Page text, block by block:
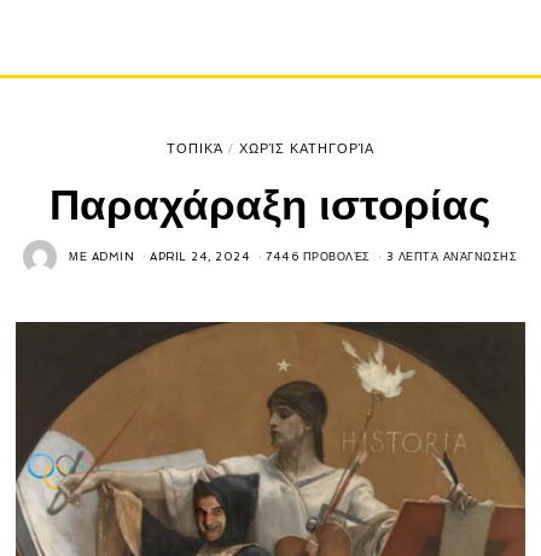
ΤΟΠΙΚΆ / ΧΩΡΊΣ ΚΑΤΗΓΟΡΊΑ
Παραχάραξη ιστορίας
ΜΕ ADMIN APRIL 24, 2024 7446 ΠΡΟΒΟΛΈΣ 3 ΛΕΠΤΆ ΑΝΆΓΝΩΣΗΣ